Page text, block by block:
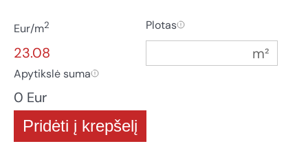
Eur/m2
23.08
Plotas
Apytikslė suma
0 Eur
Pridėti į krepšelį